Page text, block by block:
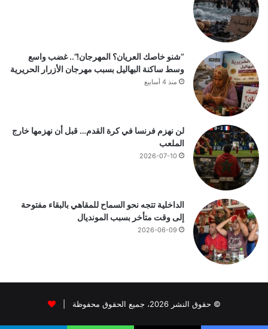
“شنو خاصك العريان؟ المهرجان!”.. غضب واسع
وسط ساكنة البهاليل بسبب مهرجان الأزرار الحريرية
منذ 4 أسابيع
لن نهزم فرنسا في كرة القدم… قبل أن نهزمها خارج
الملعب
2026-07-10
الداخلية تتجه نحو السماح للمقاهي بالبقاء مفتوحة
إلى وقت متأخر بسبب المونديال
2026-06-09
© حقوق النشر 2026، جميع الحقوق محفوظة |